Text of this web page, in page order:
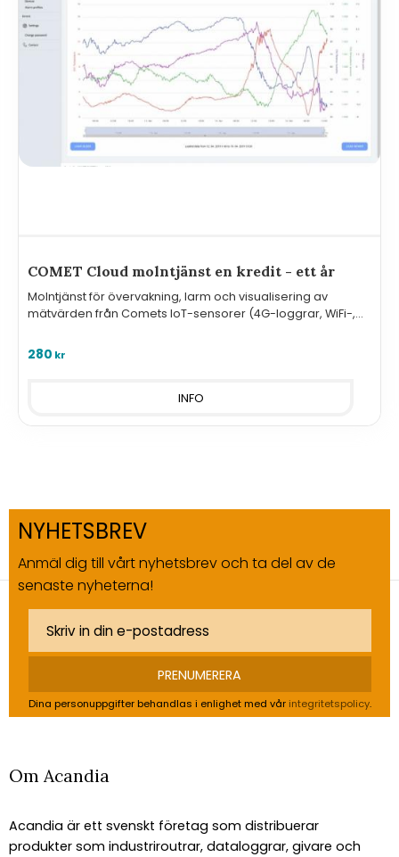
COMET Cloud molntjänst en kredit - ett år
Molntjänst för övervakning, larm och visualisering av
mätvärden från Comets IoT-sensorer (4G-loggrar, WiFi-,
280 kr
INFO
NYHETSBREV
Anmäl dig till vårt nyhetsbrev och ta del av de
senaste nyheterna!
PRENUMERERA
Dina personuppgifter behandlas i enlighet med vår integritetspolicy.
Om Acandia
Acandia är ett svenskt företag som distribuerar
produkter som industriroutrar, dataloggrar, givare och